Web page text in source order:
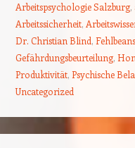
Arbeitspsychologie Salzburg,
Arbeitssicherheit,
Dr. Christian Blind,
Gefährdungsbeurteilung,
Produktivität, Psychische
Uncategorized